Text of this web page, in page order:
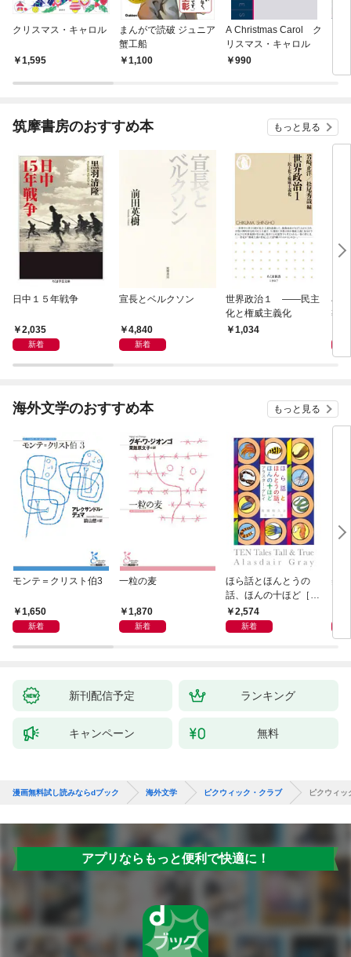
クリスマス・キャロル
1,595
まんがで読破 ジュニア
蟹工船
1,100
A Christmas Carol ク
リスマス・キャロル
990
筑摩書房のおすすめ本 もっと見る
日中１５年戦争
2,035
新着
宣長とベルクソン
4,840
新着
世界政治１ ――民主
化と権威主義化
1,034
石
導
海外文学のおすすめ本 もっと見る
モンテ＝クリスト伯3
1,650
新着
一粒の麦
1,870
新着
ほら話とほんとうの
話、ほんの十ほど［新
装版］
2,574
新着
美
新刊配信予定 ランキング
キャンペーン 無料
漫画無料試し読みならdブック 海外文学 ピクウィック・クラブ ピクウィッ
アプリならもっと便利で快適に！